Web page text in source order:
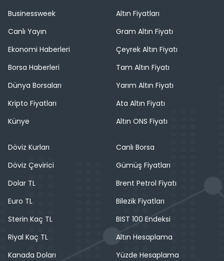
Businessweek
Canlı Yayın
Ekonomi Haberleri
Borsa Haberleri
Dünya Borsaları
Kripto Fiyatları
Künye
Altın Fiyatları
Gram Altın Fiyatı
Çeyrek Altın Fiyatı
Tam Altın Fiyatı
Yarım Altın Fiyatı
Ata Altın Fiyatı
Altın ONS Fiyatı
Döviz Kurları
Döviz Çevirici
Dolar TL
Euro TL
Sterin Kaç TL
Riyal Kaç TL
Kanada Doları
Canlı Borsa
Gümüş Fiyatları
Brent Petrol Fiyatı
Bilezik Fiyatları
BIST 100 Endeksi
Altın Hesaplama
Yüzde Hesaplama